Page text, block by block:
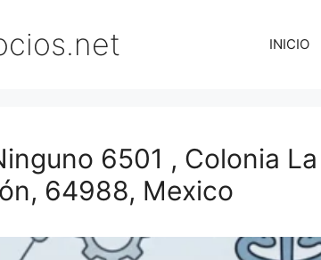
INICIO
6501 , Colonia
64988, Mexico